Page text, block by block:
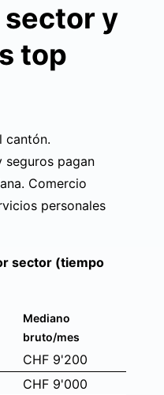
sector y
top
cantón.
seguros pagan
Comercio
personales
sector (tiempo
Mediano
bruto/mes
CHF 9'200
CHF 9'000